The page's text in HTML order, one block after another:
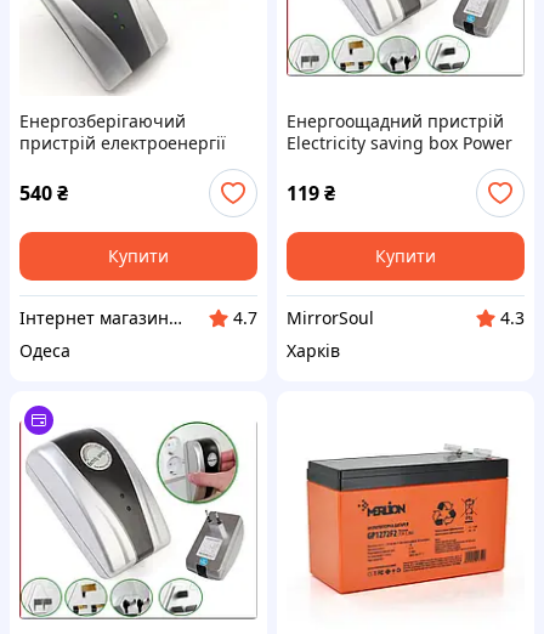
Енергозберігаючий
пристрій електроенергії
540₴
Купити
Інтернет магазин AZIMUUUTH
4.7
Одеса
Енергоощадний пристрій
Electricity saving box Power
Saver 30000 Вт 90 В-250 В
119₴
Купити
MirrorSoul
4.3
Харків